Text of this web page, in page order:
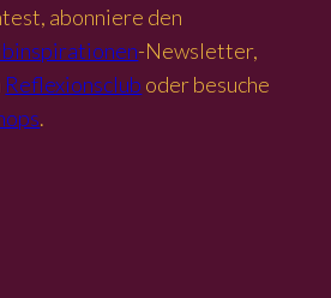
abonniere den
-Newsletter,
Reflexionsclub oder besuche
.